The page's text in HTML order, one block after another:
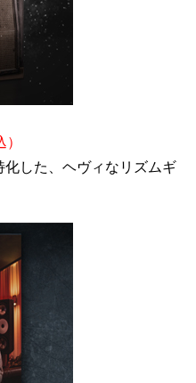
化した、ヘヴィなリズムギ